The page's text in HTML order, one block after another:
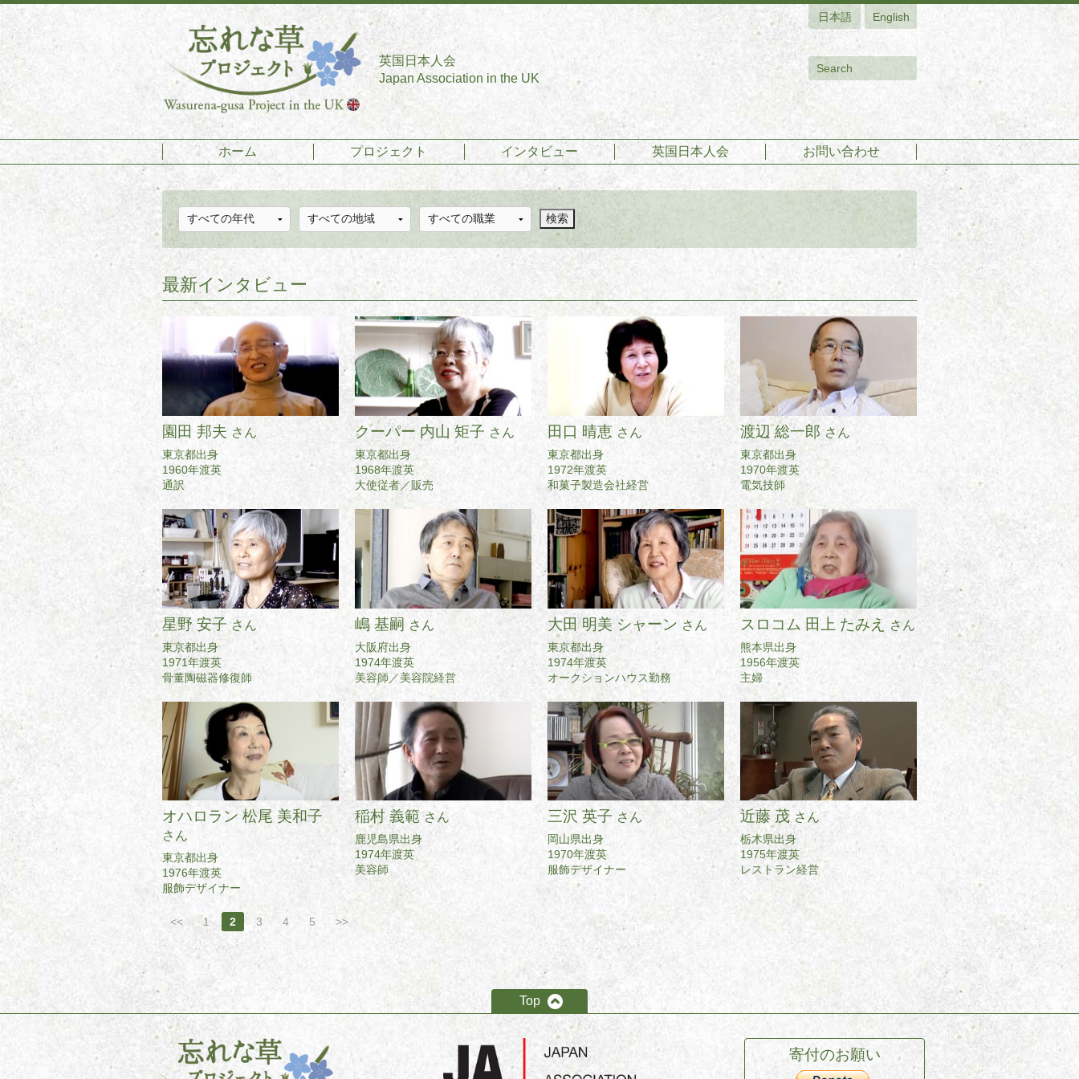
英国日本人会
Japan Association in the UK
日本語 English
ホーム プロジェクト インタビュー 英国日本人会 お問い合わせ
最新インタビュー
園田 邦夫 さん
東京都出身
1960年渡英
通訳
クーパー 内山 矩子 さん
東京都出身
1968年渡英
大使従者／販売
田口 晴恵 さん
東京都出身
1972年渡英
和菓子製造会社経営
渡辺 総一郎 さん
東京都出身
1970年渡英
電気技師
星野 安子さん
東京都出身
1971年渡英
骨董陶磁器修復師
嶋 基嗣 さん
大阪府出身
1974年渡英
美容師／美容院経営
大田 明美 シャーン さん
東京都出身
1974年渡英
オークションハウス勤務
スロコム 田上 たみえ さん
熊本県出身
1956年渡英
主婦
オハロラン 松尾 美和子
さん
東京都出身
1976年渡英
服飾デザイナー
稲村 義範さん
鹿児島県出身
1974年渡英
美容師
三沢 英子 さん
岡山県出身
1970年渡英
服飾デザイナー
近藤 茂 さん
栃木県出身
1975年渡英
レストラン経営
<< 1 2 3 4 5 >>
Top
寄付のお願い